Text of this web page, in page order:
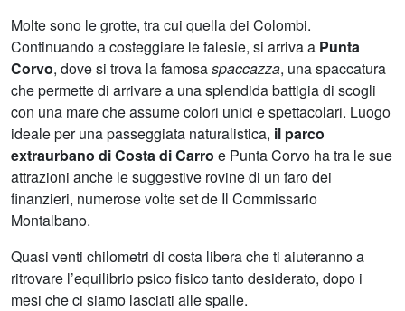
Molte sono le grotte, tra cui quella dei Colombi.
Continuando a costeggiare le falesie, si arriva a Punta
Corvo, dove si trova la famosaspaccazza, una spaccatura
che permette di arrivare a una splendida battigia di scogli
con una mare che assume colori unici e spettacolari. Luogo
ideale per una passeggiata naturalistica, il parco
extraurbano di Costa di Carro e Punta Corvo ha tra le sue
attrazioni anche le suggestive rovine di un faro dei
finanzieri, numerose volte set de Il Commissario
Montalbano.
Quasi venti chilometri di costa libera che ti aiuteranno a
ritrovare l’equilibrio psico fisico tanto desiderato, dopo i
mesi che ci siamo lasciati alle spalle.